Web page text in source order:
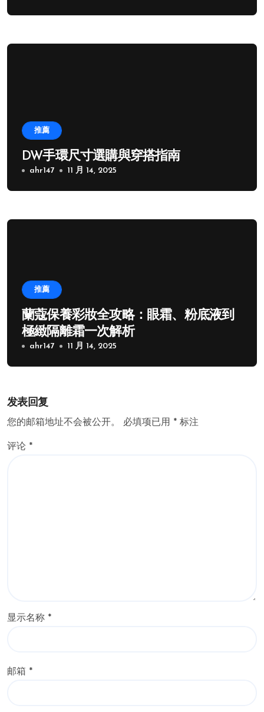
推薦
DW手環尺寸選購與穿搭指南
ahr147 11 月 14, 2025
推薦
蘭蔻保養彩妝全攻略：眼霜、粉底液到
極緻隔離霜一次解析
ahr147 11 月 14, 2025
发表回复
您的邮箱地址不会被公开。 必填项已用 * 标注
评论 *
显示名称 *
邮箱 *